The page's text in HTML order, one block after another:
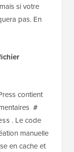
si votre
pas. En
contient
#
. Le code
manuelle
en cache et